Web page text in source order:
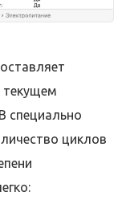
специально
циклов